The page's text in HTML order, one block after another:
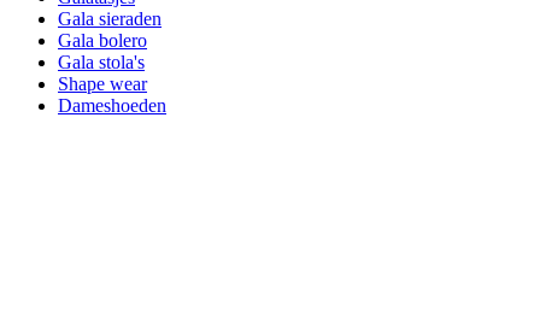
Gala sieraden
Gala bolero
Gala stola's
Shape wear
Dameshoeden